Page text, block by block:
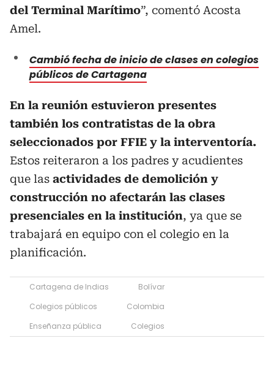
del Terminal Marítimo”, comentó Acosta
Amel.
Cambió fecha de inicio de clases en colegios
públicos de Cartagena
En la reunión estuvieron presentes
también los contratistas de la obra
seleccionados por FFIE y la interventoría.
Estos reiteraron a los padres y acudientes
que las actividades de demolición y
construcción no afectarán las clases
presenciales en la institución, ya que se
trabajará en equipo con el colegio en la
planificación.
Cartagena de Indias
Bolívar
Colegios públicos
Colombia
Enseñanza pública
Colegios